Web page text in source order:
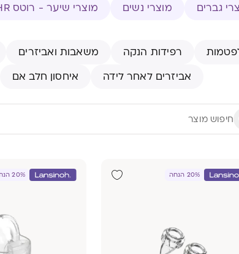
גברים מוצרי נשים מוצרי שיער - רוטס HR
רפידות הנקה משאבות ואביזרים
אביזרים לאחר לידה
איחסון חלב אם
20% הנחה 20% הנחה